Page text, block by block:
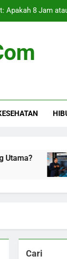
Apakah 8 Jam
Ternyata
RI Tegur
dengan
13
Cari